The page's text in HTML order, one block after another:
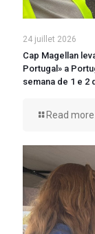
24 juillet 2026
Cap Magellan
Portugal» a
semana de 1 e 2
Read more